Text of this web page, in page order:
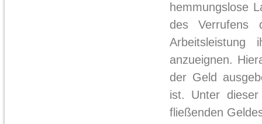
hemmungslose
des Verrufens
anzueignen.
der Geld
ist. Unter
fließenden